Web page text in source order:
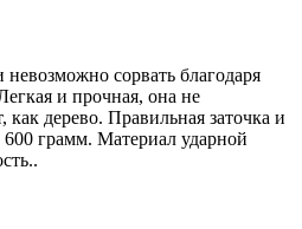
сорвать благодаря
и прочная, она не
как дерево. Правильная заточка и
600 грамм. Материал ударной